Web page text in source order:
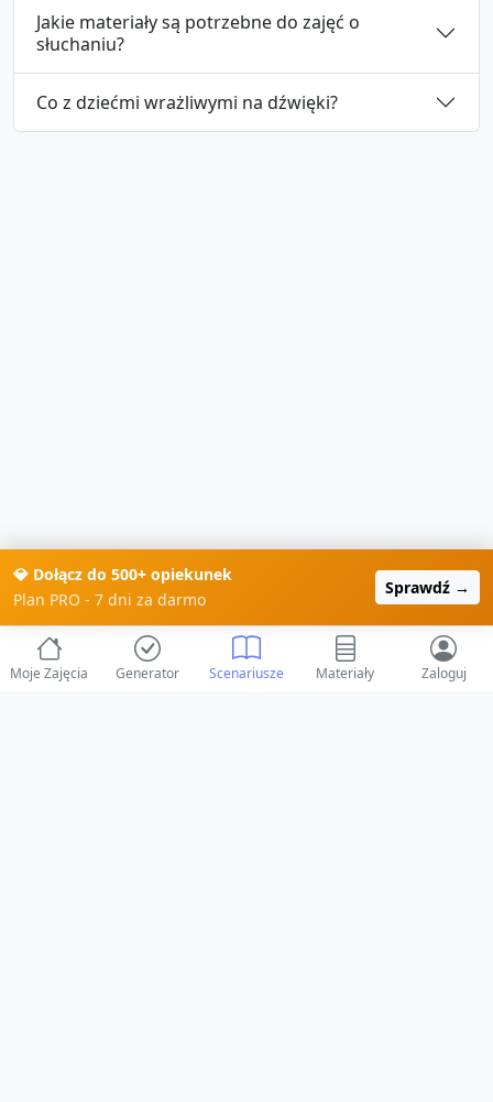
Jakie materiały są potrzebne do zajęć o
słuchaniu?
Co z dziećmi wrażliwymi na dźwięki?
💎 Dołącz do 500+ opiekunek
Plan PRO - 7 dni za darmo
Sprawdź →
Moje Zajęcia Generator Scenariusze Materiały Zaloguj